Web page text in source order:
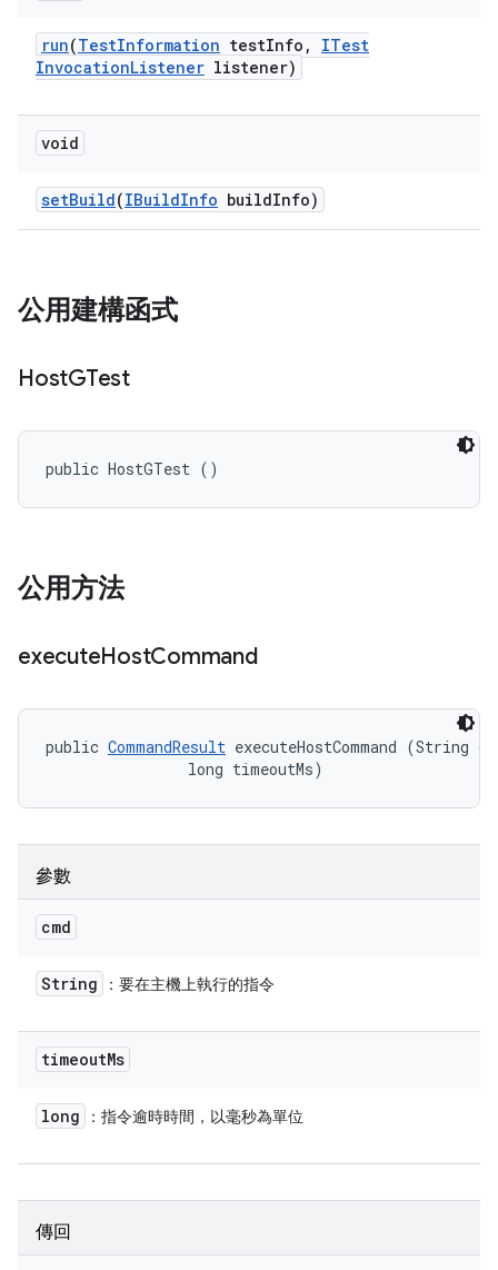
run(TestInformation testInfo ,
ITest
InvocationListener listener)
void
setBuild(IBuildInfo buildInfo)
公用建構函式
HostGTest
public HostGTest ()
公用方法
executeHostCommand
public CommandResult executeHostCommand (String
                long timeoutMs)
參數
cmd
String ：要在主機上執行的指令
timeoutMs
long ：指令逾時時間，以毫秒為單位
傳回